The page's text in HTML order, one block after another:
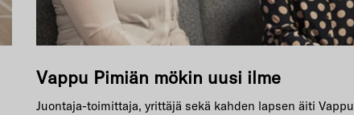
Vappu Pimiän mökin uusi ilme
Juontaja-toimittaja, yrittäjä sekä kahden lapsen äiti Vappu